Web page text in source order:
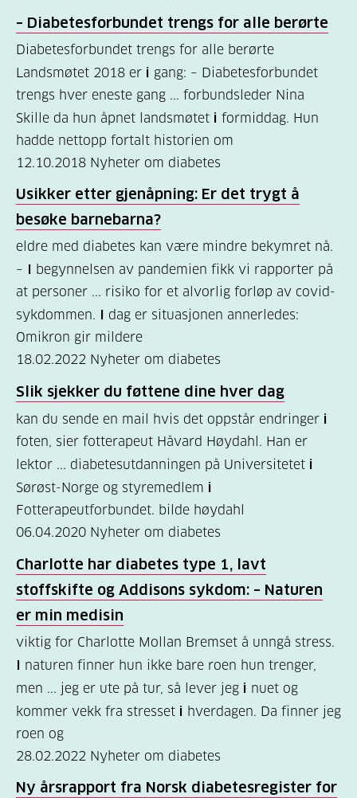
(59)
Diabetes
type
1
(43)
Diabetes
2
(17)
Hva
er
diabetes?
(7)
medlem
(1)
– Diabetesforbundet trengs for alle berørte
Diabetesforbundet trengs for alle berørte
Landsmøtet 2018 er i gang: – Diabetesforbundet
trengs hver eneste gang ... forbundsleder Nina
Skille da hun åpnet landsmøtet i formiddag. Hun
hadde nettopp fortalt historien om
12.10.2018 Nyheter om diabetes
Usikker etter gjenåpning: Er det trygt å
besøke barnebarna?
eldre med diabetes kan være mindre bekymret nå.
–
begynnelsen av pandemien fikk vi rapporter på
at personer ... risiko for et alvorlig forløp av covid-
sykdommen.
dag er situasjonen annerledes:
Omikron gir mildere
18.02.2022 Nyheter om diabetes
Slik sjekker du føttene dine hver dag
kan du sende en mail hvis det oppstår endringer i
foten, sier fotterapeut Håvard Høydahl. Han er
lektor ... diabetesutdanningen på Universitetet i
Sørøst-Norge og styremedlem i
Fotterapeutforbundet. bilde høydahl
06.04.2020 Nyheter om diabetes
Charlotte har diabetes type 1, lavt
stoffskifte og Addisons sykdom: – Naturen
er min medisin
viktig for Charlotte Mollan Bremset å unngå stress.
I naturen finner hun ikke bare roen hun trenger,
men ... jeg er ute på tur, så lever jeg i nuet og
kommer vekk fra stresset i hverdagen. Da finner jeg
roen og
28.02.2022 Nyheter om diabetes
Ny årsrapport fra Norsk diabetesregister for